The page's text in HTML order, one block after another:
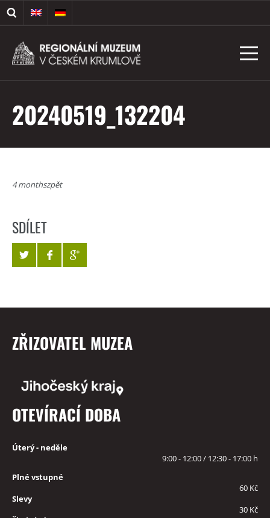
20240519_132204
4 monthszpět
SDÍLET
ZŘIZOVATEL MUZEA
OTEVÍRACÍ DOBA
Úterý - neděle
9:00 - 12:00 / 12:30 - 17:00 h
Plné vstupné
60 Kč
Slevy
30 Kč